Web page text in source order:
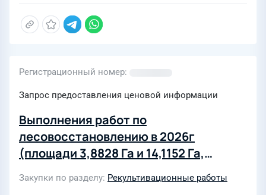
Регистрационный номер
Запрос предоставления ценовой информации
Выполнения работ по
лесовосстановлению в 2026г
(площади 3,8828 Га и 14,1152 Га,
Закупки по разделу Рекультивационные работы